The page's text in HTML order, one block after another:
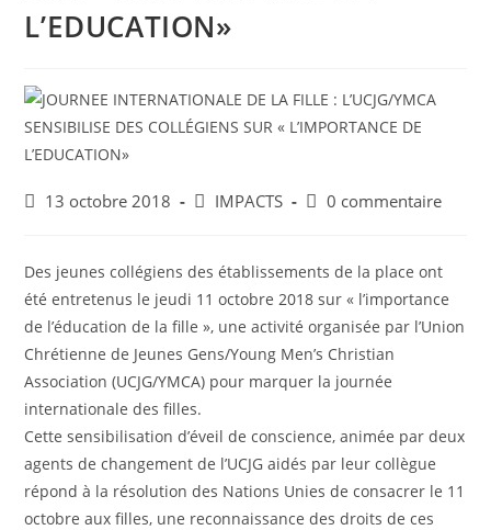
L’EDUCATION»
13 octobre 2018 IMPACTS 0 commentaire
Des jeunes collégiens des établissements de la place ont
été entretenus le jeudi 11 octobre 2018 sur « l’importance
de l’éducation de la fille », une activité organisée par l’Union
Chrétienne de Jeunes Gens/Young Men’s Christian
Association (UCJG/YMCA) pour marquer la journée
internationale des filles.
Cette sensibilisation d’éveil de conscience, animée par deux
agents de changement de l’UCJG aidés par leur collègue
répond à la résolution des Nations Unies de consacrer le 11
octobre aux filles, une reconnaissance des droits de ces